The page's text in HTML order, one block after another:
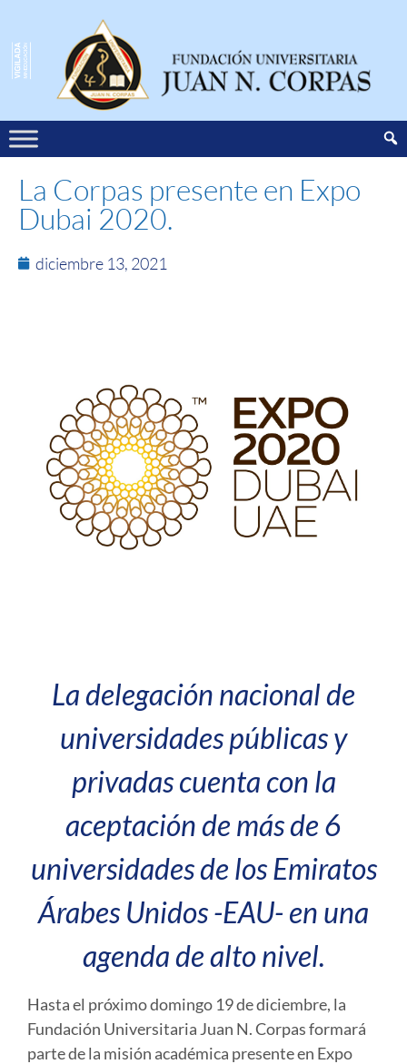
La Corpas presente en Expo
Dubai 2020.
diciembre 13, 2021
La delegación nacional de
universidades públicas y
privadas cuenta con la
aceptación de más de 6
universidades de los Emiratos
Árabes Unidos -EAU- en una
agenda de alto nivel.
Hasta el próximo domingo 19 de diciembre, la
Fundación Universitaria Juan N. Corpas formará
parte de la misión académica presente en Expo